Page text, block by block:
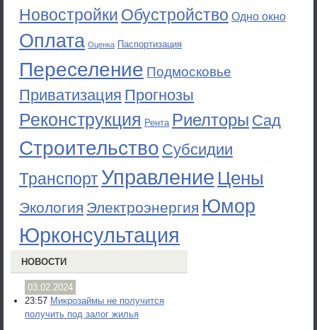
Новостройки Обустройство Одно окно
Оплата Оценка Паспортизация
Переселение Подмосковье
Приватизация Прогнозы
Реконструкция Рента Риелторы Сад
Строительство Субсидии
ТранспортУправление Цены
Экология Электроэнергия Юмор
Юрконсультация
НОВОСТИ
03.02.2024
23:57 Микрозаймы не получится
получить под залог жилья